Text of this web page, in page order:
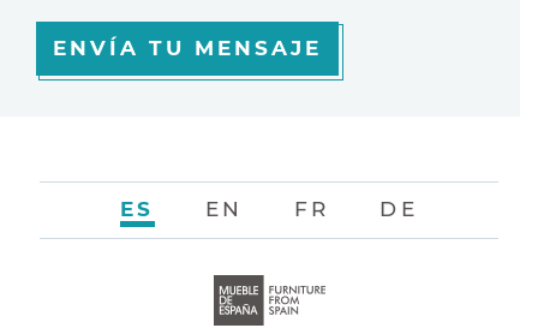
ENVÍA TU MENSAJE
ES EN FR DE